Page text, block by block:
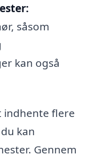
såsom
kan også
indhente flere
kan
Gennem